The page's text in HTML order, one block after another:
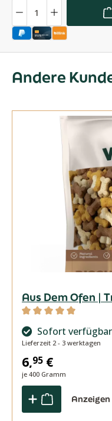
Andere
Aus Dem Ofen |
Sofort verfügbar
Lieferzeit 2 - 3 werktagen
6,95 €
je 400 Gramm
Anzeigen